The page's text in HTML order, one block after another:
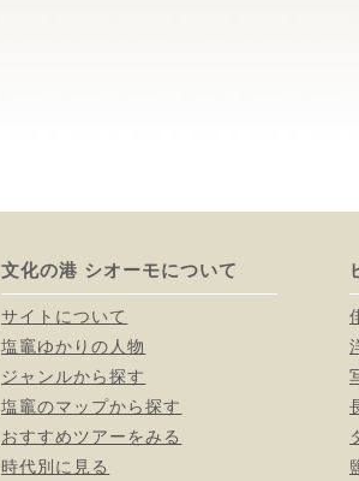
文化の港 シオーモについて
サイトについて
塩竈ゆかりの人物
ジャンルから探す
塩竈のマップから探す
おすすめツアーをみる
時代別に見る